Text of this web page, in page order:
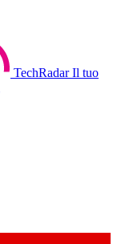
TechRadar Il tuo